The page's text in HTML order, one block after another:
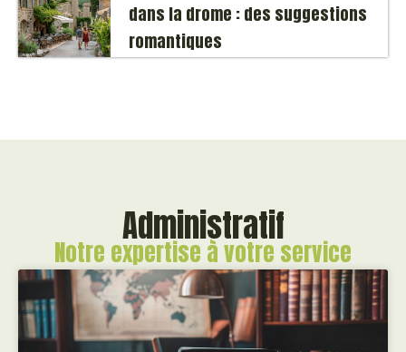
dans la drome : des suggestions
romantiques
Administratif
Notre expertise à votre service